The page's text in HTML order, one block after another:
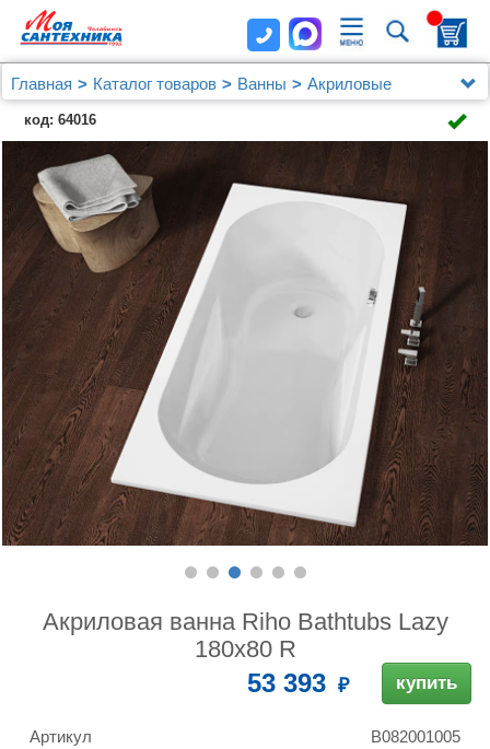
Главная Каталог товаров Ванны
Акриловые
Акриловая ванна Riho Bathtubs Lazy 180х80 R
код: 64016
Акриловая ванна Riho Bathtubs Lazy
180х80 R
53 393 купить
Артикул B082001005